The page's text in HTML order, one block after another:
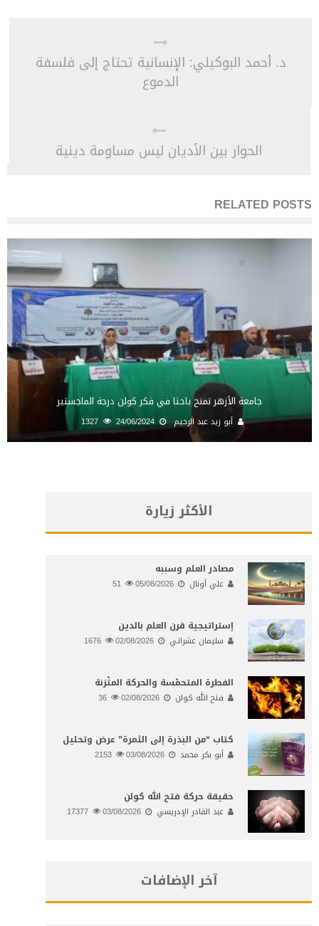
د. أحمد البوكيلي: الإنسانية تحتاج إلى فلسفة
الدموع
الحوار بين الأديان ليس مساومة دينية
RELATED POSTS
جامعة الأزهر تمنح باحثا في فكر كولن درجة الماجستير
أبو زيد عبد الرحيم 24/06/2024
1327
الأكثر زيارة
مصادر العلم وسببه
علي أونال 05/08/2026
إستراتيجية قرن العلم بالدين
سليمان عشراتي 02/08/2026
الفطرة المتحمّسة والحركة المتّزنة
فتح الله كولن 02/08/2026
كتاب “من البذرة إلى الثمرة” عرض وتحليل
أبو بكر محمد 03/08/2026
حقيقة حركة فتح الله كولن
عبد القادر الإدريسي 03/08/2026
آخر الإضافات